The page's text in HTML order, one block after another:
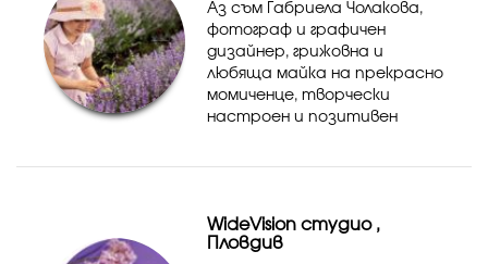
Аз съм Габриела Чолакова,
фотограф и графичен
дизайнер, грижовна и
любяща майка на прекрасно
момиченце, творчески
настроен и позитивен
следване в АМТИИ на спе...
WideVision студио ,
Пловдив